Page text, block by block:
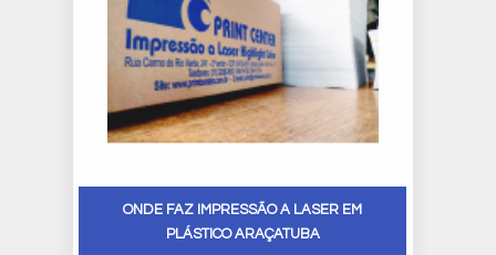
ONDE FAZ IMPRESSÃO A LASER EM
PLÁSTICO ARAÇATUBA